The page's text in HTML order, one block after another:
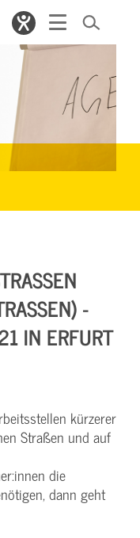
(
- NA
ERFURT
kürzerer
Straßen und auf
die
dann geht